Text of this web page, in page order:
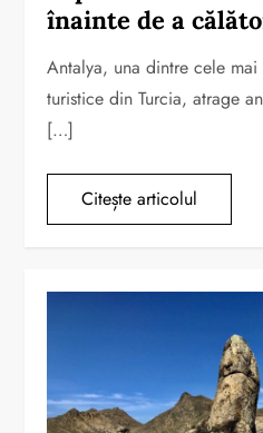
înainte de a
Antalya, una dintre cele
turistice din Turcia, atrage
[…]
Citește articolul